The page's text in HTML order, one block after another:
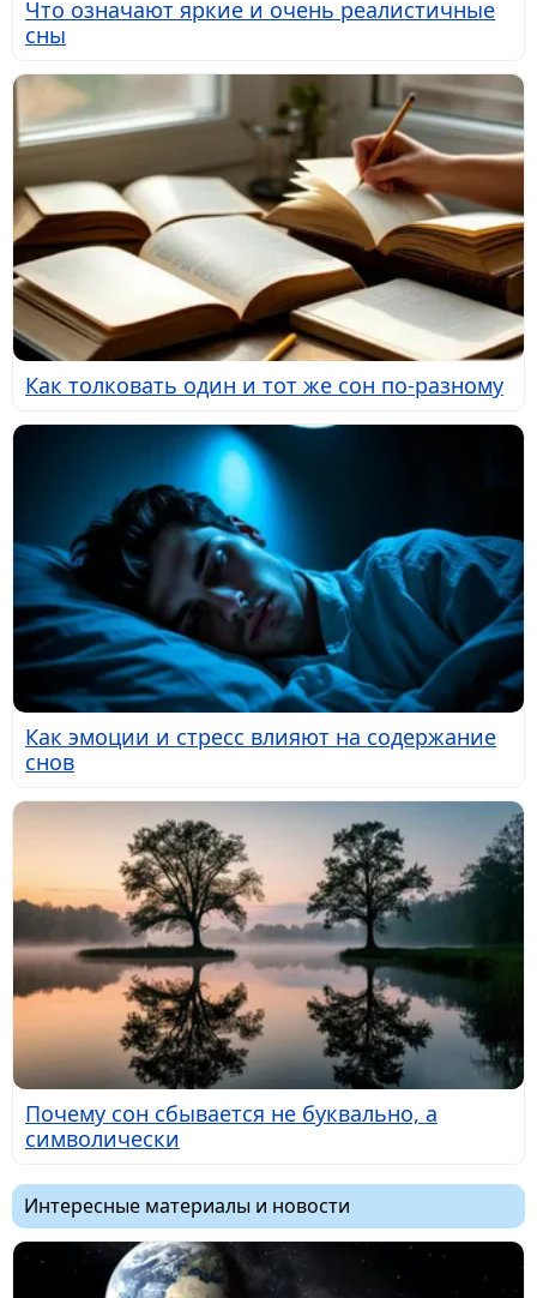
Что означают яркие и очень реалистичные
сны
Как толковать один и тот же сон по-разному
Как эмоции и стресс влияют на содержание
снов
Почему сон сбывается не буквально, а
символически
Интересные материалы и новости